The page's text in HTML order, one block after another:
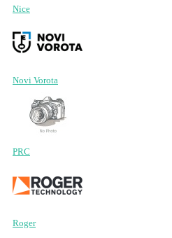
Nice
Novi Vorota
PRC
Roger